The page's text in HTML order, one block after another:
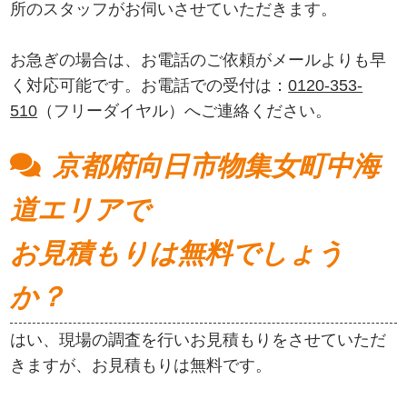
所のスタッフがお伺いさせていただきます。
お急ぎの場合は、お電話のご依頼がメールよりも早
く対応可能です。お電話での受付は：0120-353-
510 （フリーダイヤル）へご連絡ください。
京都府向日市物集女町中海
道エリアで
お見積もりは無料でしょう
か？
はい、現場の調査を行いお見積もりをさせていただ
きますが、お見積もりは無料です。